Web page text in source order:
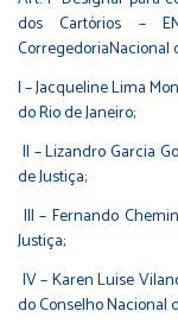
dos Cartórios –
CorregedoriaNacional
I – Jacqueline Lima
do Rio de Janeiro;
II – Lizandro Garcia
de Justiça;
III – Fernando
Justiça;
IV – Karen Luise
do Conselho Nacional